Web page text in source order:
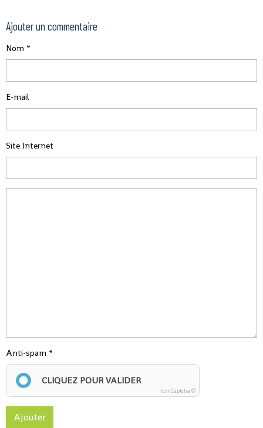
Ajouter un commentaire
Nom
E-mail
Site Internet
Anti-spam
CLIQUEZ POUR VALIDER
IconCaptcha ©
Ajouter